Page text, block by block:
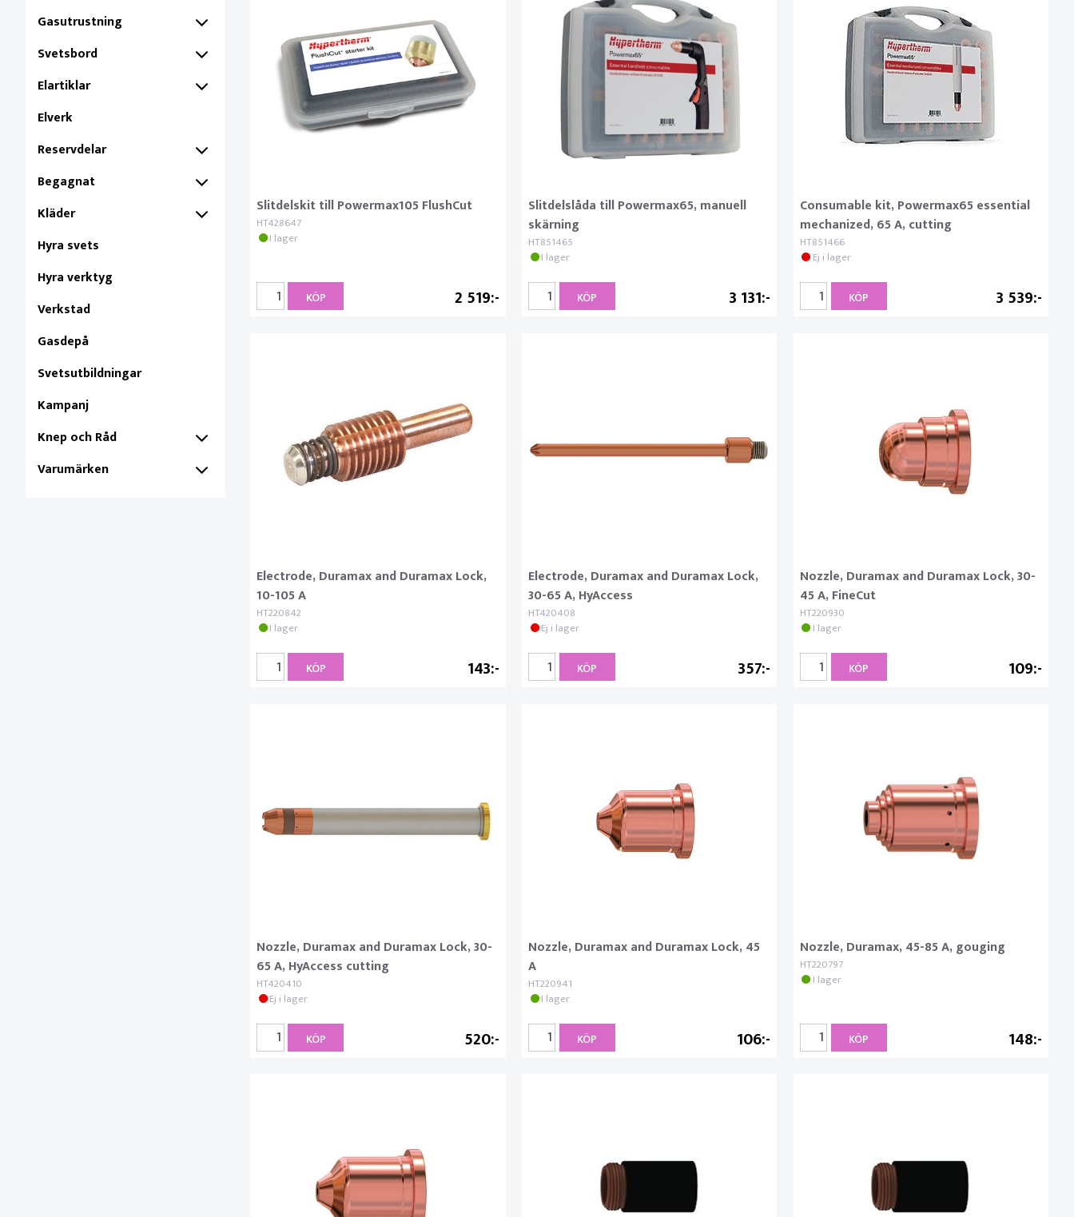
Gasutrustning
Svetsbord
Elartiklar
Elverk
Reservdelar
Begagnat
Kläder
Hyra svets
Hyra verktyg
Verkstad
Gasdepå
Svetsutbildningar
Kampanj
Knep och Råd
Varumärken
Slitdelskit till Powermax105 FlushCut
HT428647
I lager
2 519
KÖP
Slitdelslåda till Powermax65, manuell
skärning
HT851465
I lager
3 131
KÖP
Consumable kit, Powermax65 essential
mechanized, 65 A, cutting
HT851466
Ej i lager
3 539
KÖP
Electrode, Duramax and Duramax Lock,
10-105 A
HT220842
I lager
143
KÖP
Electrode, Duramax and Duramax Lock,
30-65 A, HyAccess
HT420408
Ej i lager
357
KÖP
Nozzle, Duramax and Duramax Lock, 30-
45 A, FineCut
HT220930
I lager
109
KÖP
Nozzle, Duramax and Duramax Lock, 30-
65 A, HyAccess cutting
HT420410
Ej i lager
520
KÖP
Nozzle, Duramax and Duramax Lock, 45
A
HT220941
I lager
106
KÖP
Nozzle, Duramax, 45-85 A, gouging
HT220797
I lager
148
KÖP